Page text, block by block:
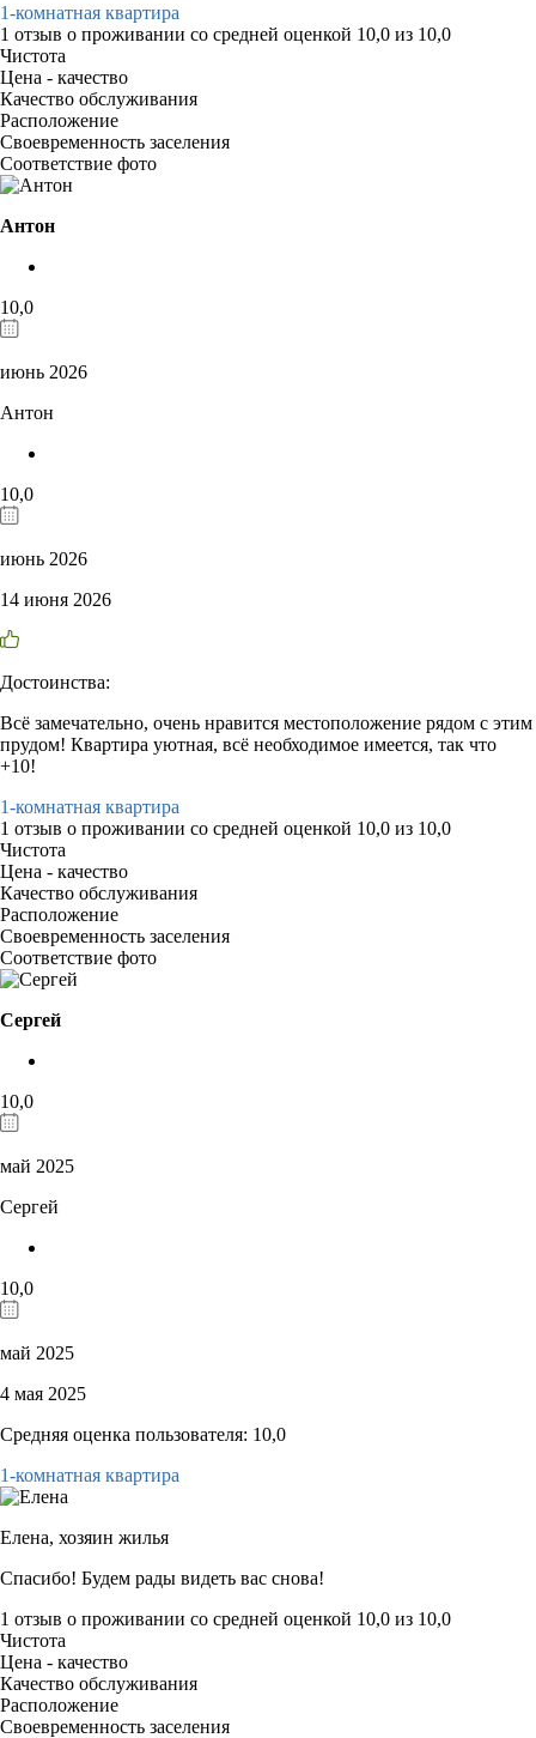
1-комнатная квартира
1 отзыв о проживании со средней оценкой 10,0 из 10,0
Чистота
Цена - качество
Качество обслуживания
Расположение
Своевременность заселения
Соответствие фото
Антон
10,0
июнь 2026
Антон
10,0
июнь 2026
14 июня 2026
Достоинства:
Всё замечательно, очень нравится местоположение рядом с этим
прудом! Квартира уютная, всё необходимое имеется, так что
+10!
1-комнатная квартира
1 отзыв о проживании со средней оценкой 10,0 из 10,0
Чистота
Цена - качество
Качество обслуживания
Расположение
Своевременность заселения
Соответствие фото
Сергей
10,0
май 2025
Сергей
10,0
май 2025
4 мая 2025
Средняя оценка пользователя: 10,0
1-комнатная квартира
Елена, хозяин жилья
Спасибо! Будем рады видеть вас снова!
1 отзыв о проживании со средней оценкой 10,0 из 10,0
Чистота
Цена - качество
Качество обслуживания
Расположение
Своевременность заселения